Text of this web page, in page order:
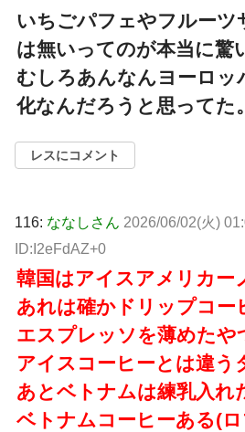
いちごパフェやフルーツ
は無いってのが本当に驚
むしろあんなんヨーロッ
化なんだろうと思ってた。
レスにコメント
116: ななしさん 2026/06/02(火)
ID:I2eFdAZ+0
韓国はアイスアメリカー
あれは確かドリップコー
エスプレッソを薄めたや
アイスコーヒーとは違う
あとベトナムは練乳入れ
ベトナムコーヒーある(